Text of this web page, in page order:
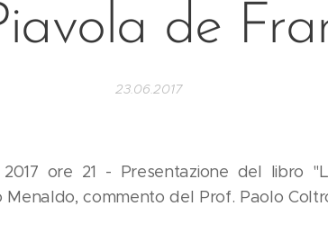
de
23.06.2017
ore 21 - Presentazione del libro
Menaldo, commento del Prof. Paolo